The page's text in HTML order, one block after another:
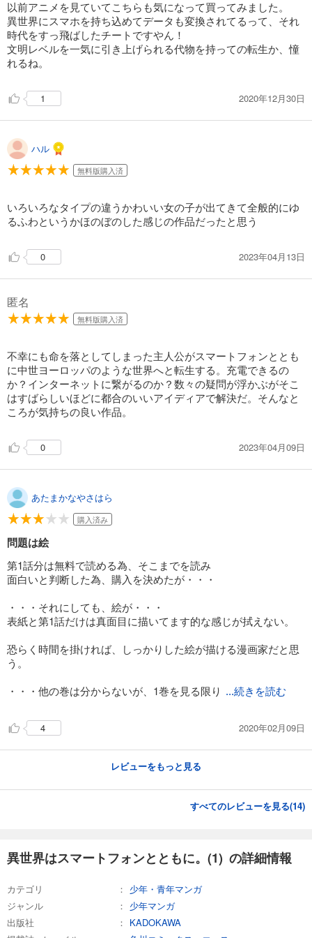
試し読み
あらすじを表示する
異世界はスマートフォンとともに。 （18）
試し読み
あらすじを表示する
以前アニメを見ていてこちらも気になって買ってみました。
異世界にスマホを持ち込めてデータも変換されてるって、それ
時代をすっ飛ばしたチートですやん！
文明レベルを一気に引き上げられる代物を持っての転生か、憧
れるね。
1 2020年12月30日
ハル
無料版購入済
いろいろなタイプの違うかわいい女の子が出てきて全般的にゆ
るふわというかほのぼのした感じの作品だったと思う
0 2023年04月13日
匿名
無料版購入済
不幸にも命を落としてしまった主人公がスマートフォンととも
に中世ヨーロッパのような世界へと転生する。充電できるの
か？インターネットに繋がるのか？数々の疑問が浮かぶがそこ
はすばらしいほどに都合のいいアイディアで解決だ。そんなと
ころが気持ちの良い作品。
0 2023年04月09日
あたまかなやさはら
購入済み
問題は絵
第1話分は無料で読める為、そこまでを読み
面白いと判断した為、購入を決めたが・・・
・・・それにしても、絵が・・・
表紙と第1話だけは真面目に描いてます的な感じが拭えない。
恐らく時間を掛ければ、しっかりした絵が描ける漫画家だと思
う。
・・・他の巻は分からないが、1巻を見る限り
...続きを読む
4 2020年02月09日
レビューをもっと見る
すべてのレビューを見る(14)
異世界はスマートフォンとともに。(1) の詳細情報
カテゴリ
少年・青年マンガ
ジャンル
少年マンガ
出版社
KADOKAWA